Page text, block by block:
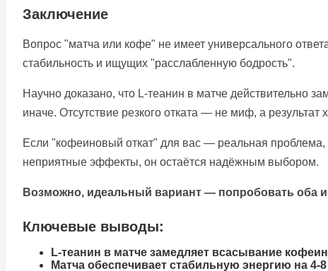
Заключение
Вопрос "матча или кофе" не имеет универсального
стабильность и ищущих "расслабленную бодрость".
Научно доказано, что L-теанин в матче действительно
иначе. Отсутствие резкого отката — не миф, а результат
Если "кофеиновый откат" для вас — реальная
неприятные эффекты, он остаётся надёжным выбором.
Возможно, идеальный вариант — попробовать оба и
Ключевые выводы:
L-теанин в матче замедляет всасывание
Матча обеспечивает стабильную энергию на 4-